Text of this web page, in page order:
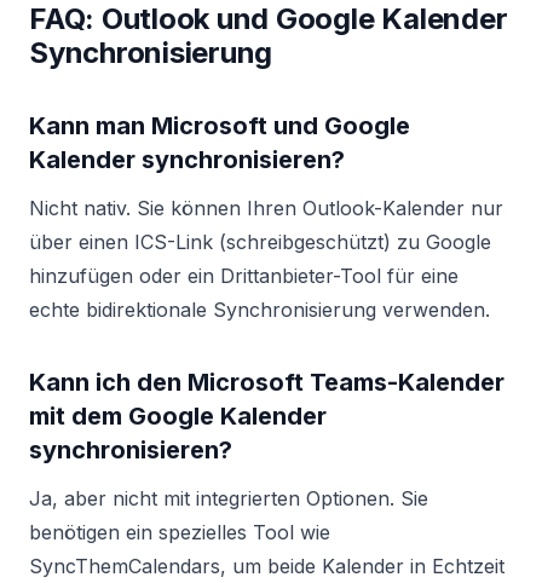
FAQ: Outlook und Google Kalender
Synchronisierung
Kann man Microsoft und Google
Kalender synchronisieren?
Nicht nativ. Sie können Ihren Outlook-Kalender nur
über einen ICS-Link (schreibgeschützt) zu Google
hinzufügen oder ein Drittanbieter-Tool für eine
echte bidirektionale Synchronisierung verwenden.
Kann ich den Microsoft Teams-Kalender
mit dem Google Kalender
synchronisieren?
Ja, aber nicht mit integrierten Optionen. Sie
benötigen ein spezielles Tool wie
SyncThemCalendars, um beide Kalender in Echtzeit